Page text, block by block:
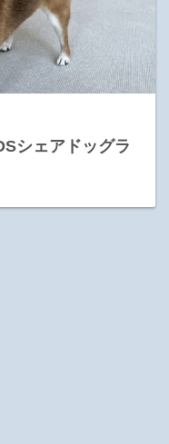
シェアドッグラ